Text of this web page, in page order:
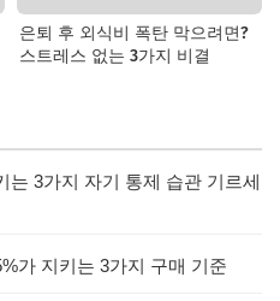
은퇴 후 외식비 폭탄 막으려면?
스트레스 없는 3가지 비결
는 3가지 자기 통제 습관 기르세
가 지키는 3가지 구매 기준